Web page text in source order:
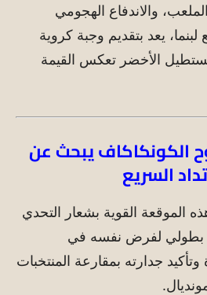
والاندفاع الهجومي
لبنما، يعد بتقديم وجبة كروية
الأخضر تعكس القيمة
الكونكاكاف يبحث عن
السريع
الموقعة القوية بشعار التحدي
بطولي لفرض نفسه في
جدارته بمقارعة المنتخبات